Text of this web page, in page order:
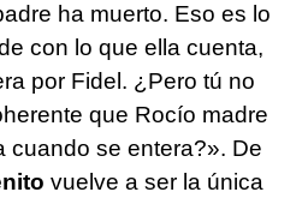
ha muerto. Eso es lo
con lo que ella cuenta,
por Fidel. ¿Pero tú no
que Rocío madre
cuando se entera?». De
vuelve a ser la única